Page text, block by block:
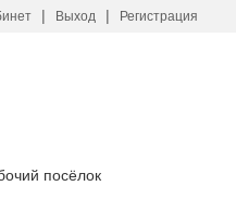
| Выход | Регистрация
посёлок